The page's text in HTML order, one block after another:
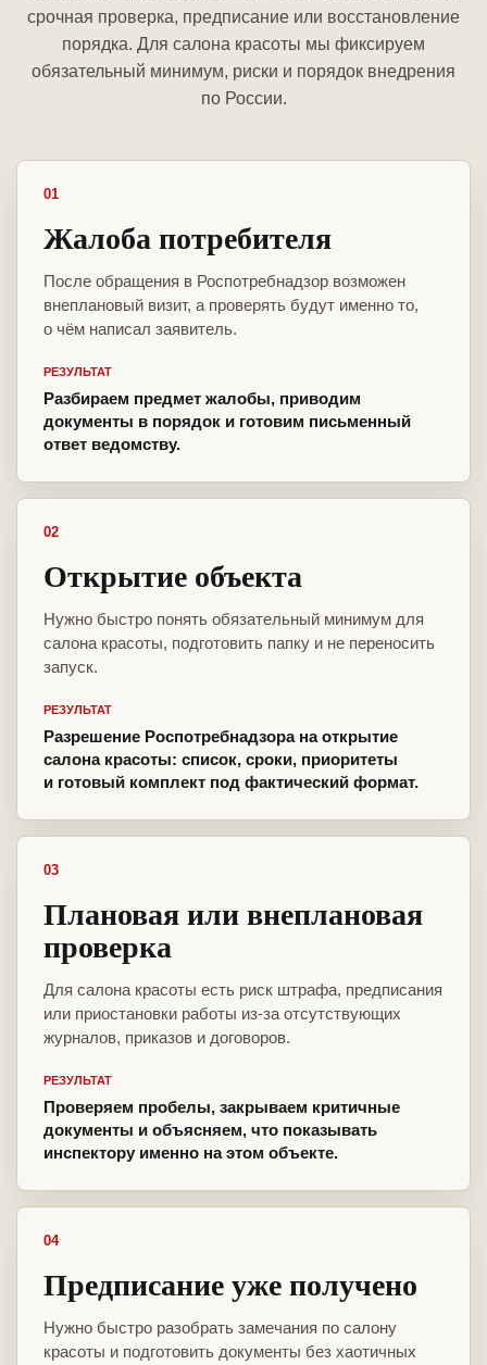
срочная проверка, предписание или восстановление
порядка. Для салона красоты мы фиксируем
обязательный минимум, риски и порядок внедрения
по России.
01
Жалоба потребителя
После обращения в Роспотребнадзор возможен
внеплановый визит, а проверять будут именно то,
о чём написал заявитель.
РЕЗУЛЬТАТ
Разбираем предмет жалобы, приводим
документы в порядок и готовим письменный
ответ ведомству.
02
Открытие объекта
Нужно быстро понять обязательный минимум для
салона красоты, подготовить папку и не переносить
запуск.
РЕЗУЛЬТАТ
Разрешение Роспотребнадзора на открытие
салона красоты: список, сроки, приоритеты
и готовый комплект под фактический формат.
03
Плановая или внеплановая
проверка
Для салона красоты есть риск штрафа, предписания
или приостановки работы из-за отсутствующих
журналов, приказов и договоров.
РЕЗУЛЬТАТ
Проверяем пробелы, закрываем критичные
документы и объясняем, что показывать
инспектору именно на этом объекте.
04
Предписание уже получено
Нужно быстро разобрать замечания по салону
красоты и подготовить документы без хаотичных